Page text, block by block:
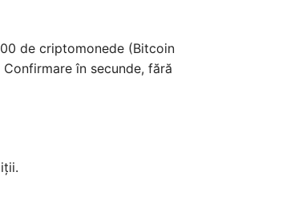
de criptomonede (Bitcoin
Confirmare în secunde, fără